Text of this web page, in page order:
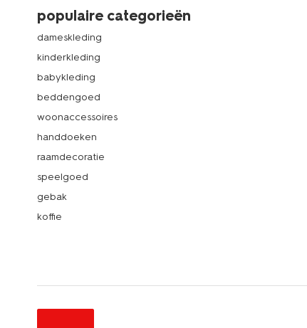
populaire categorieën
dameskleding
kinderkleding
babykleding
beddengoed
woonaccessoires
handdoeken
raamdecoratie
speelgoed
gebak
koffie